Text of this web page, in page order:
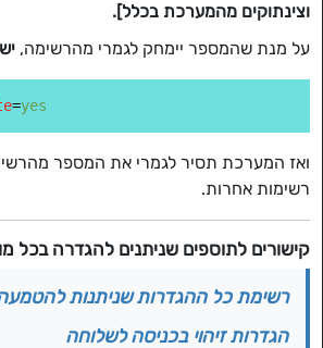
וצינתוקים מהמערכת בכלל].
על מנת שהמספר יימחק לגמרי מהרשימה,
=yes
ואז המערכת תסיר לגמרי את המספר
רשימות אחרות.
קישורים לתוספים שניתנים להגדרה בכל
רשימת כל ההגדרות שניתנות
הגדרות זיהוי בכניסה לשלוחה